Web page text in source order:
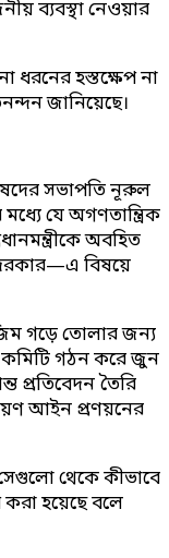
ব্যবস্থা নেওয়ার
ধরনের হস্তক্ষেপ না
জানিয়েছে।
সভাপতি নূরুল
যে অগণতান্ত্রিক
অবহিত
বিষয়ে
গড়ে তোলার জন্য
কমিটি গঠন করে জুন
প্রতিবেদন তৈরি
আইন প্রণয়নের
সেগুলো থেকে কীভাবে
হয়েছে বলে